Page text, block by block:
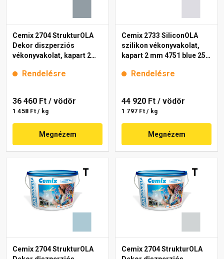
Cemix 2704 StrukturOLA
Dekor diszperziós
vékonyvakolat, kapart 2
Rendelésre
36 460 Ft / vödör
1 458 Ft / kg
Megnézem
Cemix 2733 SiliconOLA
szilikon vékonyvakolat,
kapart 2 mm 4751 blue 25
Rendelésre
44 920 Ft / vödör
1 797 Ft / kg
Megnézem
Cemix 2704 StrukturOLA
Cemix 2704 StrukturOLA